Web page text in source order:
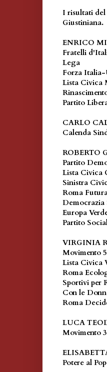
I risultati
Giustiniana.
ENRICO
Fratelli
Lega
Forza
Lista Civica
Partito
CARLO
Calenda
ROBERTO
Partito
Lista Civica
Sinistra
Roma
Democrazia
Europa
Partito
VIRGINIA
Movimento
Lista Civica
Roma
Sportivi per
Con le
Roma
LUCA
Movimento